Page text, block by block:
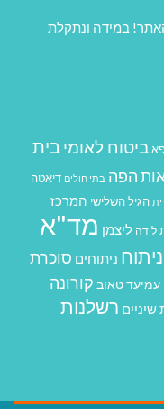
במידה ונתקלת
ביטוח לאומיבית
הפה בתי חולים דיאטה
הגיל השלישי המרכז
לידה ליצמן מד"א
ניתוח ניתוחים סוכרת
עמיעד טאוב קורונה
שיניים רשלנות